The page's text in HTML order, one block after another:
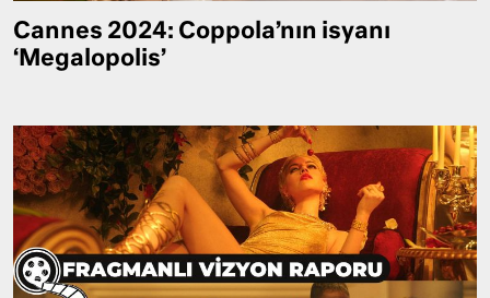
Cannes 2024: Coppola’nın isyanı
‘Megalopolis’